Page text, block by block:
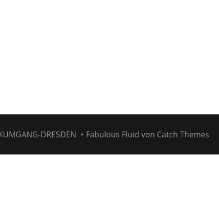
DRESDEN • Fabulous Fluid von Catch Themes